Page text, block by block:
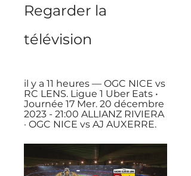
Regarder la
télévision
il y a 11 heures — OGC NICE vs
RC LENS. Ligue 1 Uber Eats •
Journée 17 Mer. 20 décembre
2023 - 21:00 ALLIANZ RIVIERA
· OGC NICE vs AJ AUXERRE.